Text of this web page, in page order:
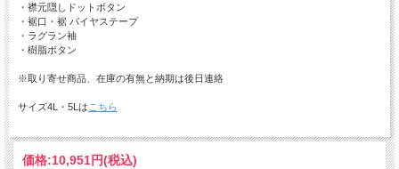
・襟元隠しドットボタン
・裾口・裾 バイヤステープ
・ラグラン袖
・樹脂ボタン
※取り寄せ商品、在庫の有無と納期は後日連絡
サイズ4L・5Lは こちら
価格:10,951円(税込)